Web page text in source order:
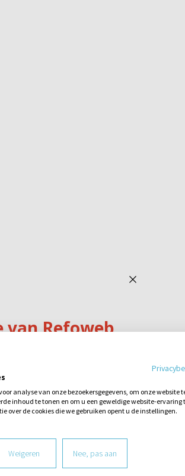
analyse van onze bezoekersgegevens, om onze website
inhoud te tonen en om u een geweldige website-ervaring
over de cookies die we gebruiken opent u de instellingen.
Weigeren Nee, pas aan